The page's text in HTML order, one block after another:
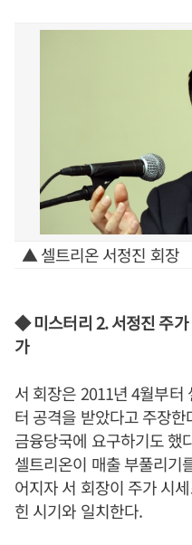
▲ 셀트리온 서정진 회장
◆ 미스터리 2. 서정진 주가
가
서 회장은 2011년 4월부터
터 공격을 받았다고 주장
금융당국에 요구하기도 했
셀트리온이 매출 부풀리기
어지자 서 회장이 주가 시
힌 시기와 일치한다.